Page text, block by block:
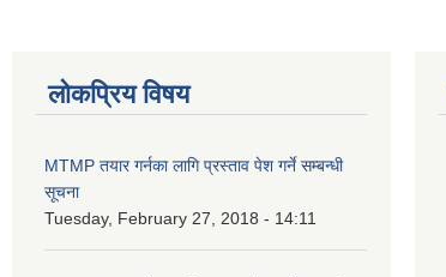
लोकप्रिय विषय
MTMP तयार गर्नका लागि प्रस्ताव पेश गर्ने सम्बन्धी
सूचना
Tuesday, February 27, 2018 - 14:11